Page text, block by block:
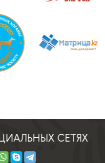
СЕТЯХ